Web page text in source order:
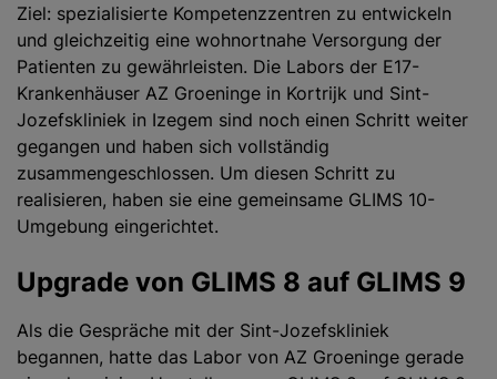
Ziel: spezialisierte Kompetenzzentren zu entwickeln
und gleichzeitig eine wohnortnahe Versorgung der
Patienten zu gewährleisten. Die Labors der E17-
Krankenhäuser AZ Groeninge in Kortrijk und Sint-
Jozefskliniek in Izegem sind noch einen Schritt weiter
gegangen und haben sich vollständig
zusammengeschlossen. Um diesen Schritt zu
realisieren, haben sie eine gemeinsame GLIMS 10-
Umgebung eingerichtet.
Upgrade von GLIMS 8 auf GLIMS 9
Als die Gespräche mit der Sint-Jozefskliniek
begannen, hatte das Labor von AZ Groeninge gerade